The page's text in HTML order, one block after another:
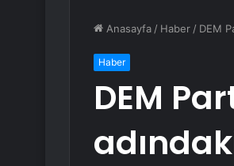
Anasayfa / Haber / DEM
Haber
DEM